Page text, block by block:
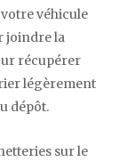
véhicule
joindre la
récupérer
légèrement
dépôt.
sur le